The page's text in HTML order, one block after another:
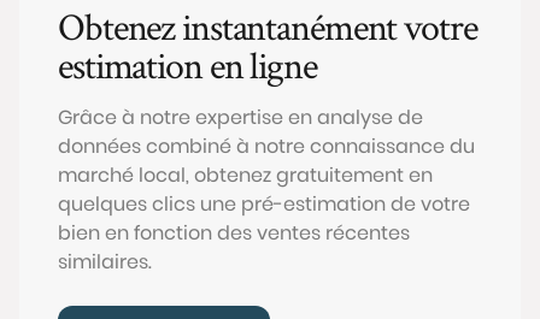
Obtenez instantanément votre
estimation en ligne
Grâce à notre expertise en analyse de
données combiné à notre connaissance du
marché local, obtenez gratuitement en
quelques clics une pré-estimation de votre
bien en fonction des ventes récentes
similaires.